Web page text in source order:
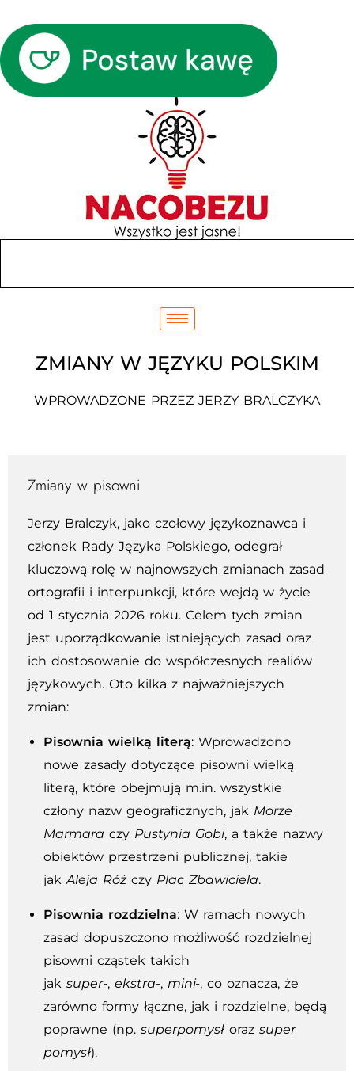
ZMIANY W JĘZYKU POLSKIM
WPROWADZONE PRZEZ JERZY BRALCZYKA
Zmiany w pisowni
Jerzy Bralczyk, jako czołowy językoznawca i
członek Rady Języka Polskiego, odegrał
kluczową rolę w najnowszych zmianach zasad
ortografii i interpunkcji, które wejdą w życie
od 1 stycznia 2026 roku. Celem tych zmian
jest uporządkowanie istniejących zasad oraz
ich dostosowanie do współczesnych realiów
językowych. Oto kilka z najważniejszych
zmian:
Pisownia wielką literą: Wprowadzono
nowe zasady dotyczące pisowni wielką
literą, które obejmują m.in. wszystkie
człony nazw geograficznych, jak Morze
Marmara czy Pustynia Gobi, a także nazwy
obiektów przestrzeni publicznej, takie
jakAleja Róż czy Plac Zbawiciela.
Pisownia rozdzielna: W ramach nowych
zasad dopuszczono możliwość rozdzielnej
pisowni cząstek takich
jak super-, ekstra-, mini-, co oznacza, że
zarówno formy łączne, jak i rozdzielne, będą
poprawne (np. superpomysł oraz super
pomysł).